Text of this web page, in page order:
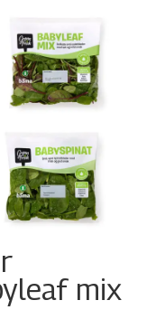
mix